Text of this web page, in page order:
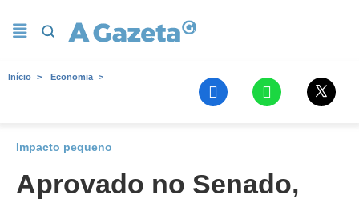
Início Economia
Impacto pequeno
Aprovado no Senado,